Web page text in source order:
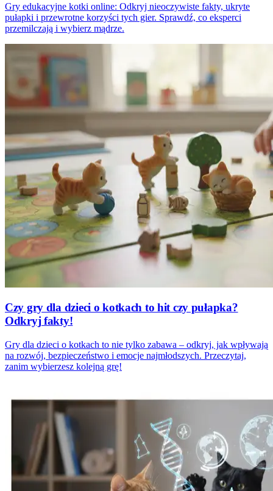
Gry edukacyjne kotki online: Odkryj nieoczywiste fakty, ukryte
pułapki i przewrotne korzyści tych gier. Sprawdź, co eksperci
przemilczają i wybierz mądrze.
Czy gry dla dzieci o kotkach to hit czy pułapka?
Odkryj fakty!
Gry dla dzieci o kotkach to nie tylko zabawa – odkryj, jak wpływają
na rozwój, bezpieczeństwo i emocje najmłodszych. Przeczytaj,
zanim wybierzesz kolejną grę!